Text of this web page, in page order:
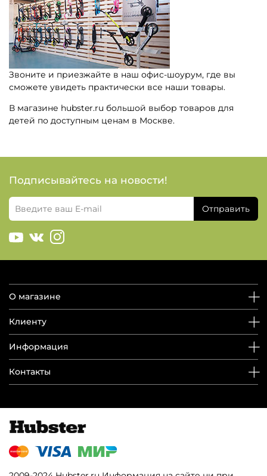
Звоните и приезжайте в наш офис-шоурум, где вы
сможете увидеть практически все наши товары.
В магазине hubster.ru большой выбор товаров для
детей по доступным ценам в Москве.
Подписывайтесь на новости!
Отправить
О магазине
Клиенту
Информация
Контакты